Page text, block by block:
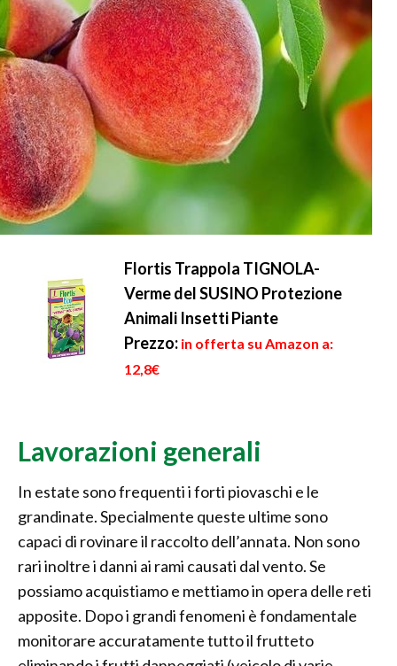
Flortis Trappola TIGNOLA-
Verme del SUSINO Protezione
Animali Insetti Piante
Prezzo: in offerta su Amazon a:
12,8€
Lavorazioni generali
In estate sono frequenti i forti piovaschi e le
grandinate. Specialmente queste ultime sono
capaci di rovinare il raccolto dell’annata. Non sono
rari inoltre i danni ai rami causati dal vento. Se
possiamo acquistiamo e mettiamo in opera delle reti
apposite. Dopo i grandi fenomeni è fondamentale
monitorare accuratamente tutto il frutteto